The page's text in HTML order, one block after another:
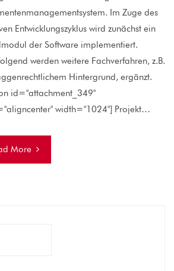
Im Zuge des
Entwicklungszyklus wird zunächst ein
der Software implementiert.
werden weitere Fachverfahren, z.B.
Hintergrund, ergänzt.
id="attachment_349"
width="1024"] Projekt…
More